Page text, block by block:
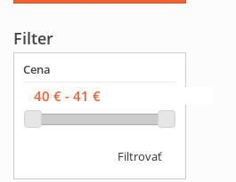
Filter
Cena
Filtrovať